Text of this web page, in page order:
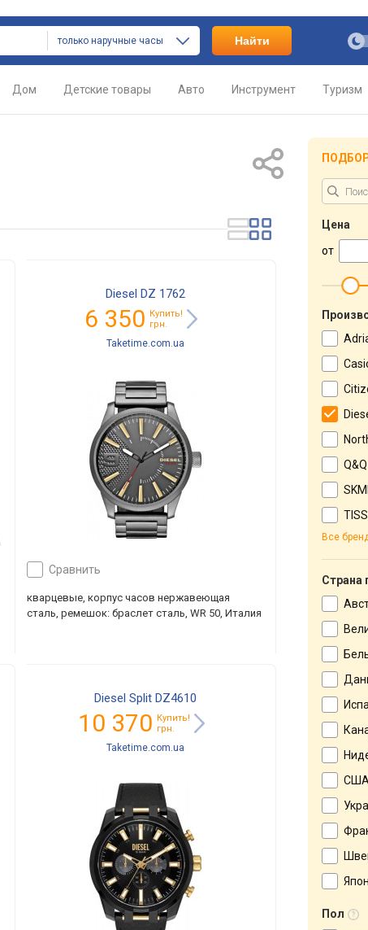
только наручные часы Найти
Дом Детские товары Авто Инструмент Туризм
Diesel DZ 1762
6 350 Купить!
грн.
Taketime.com.ua
сравнить
кварцевые, корпус часов нержавеющая
сталь, ремешок: браслет сталь, WR 50, Италия
Diesel Split DZ4610
10 370 Купить!
грн.
Taketime.com.ua
Цена
от
Q&Q
Все
Страна
США
Пол